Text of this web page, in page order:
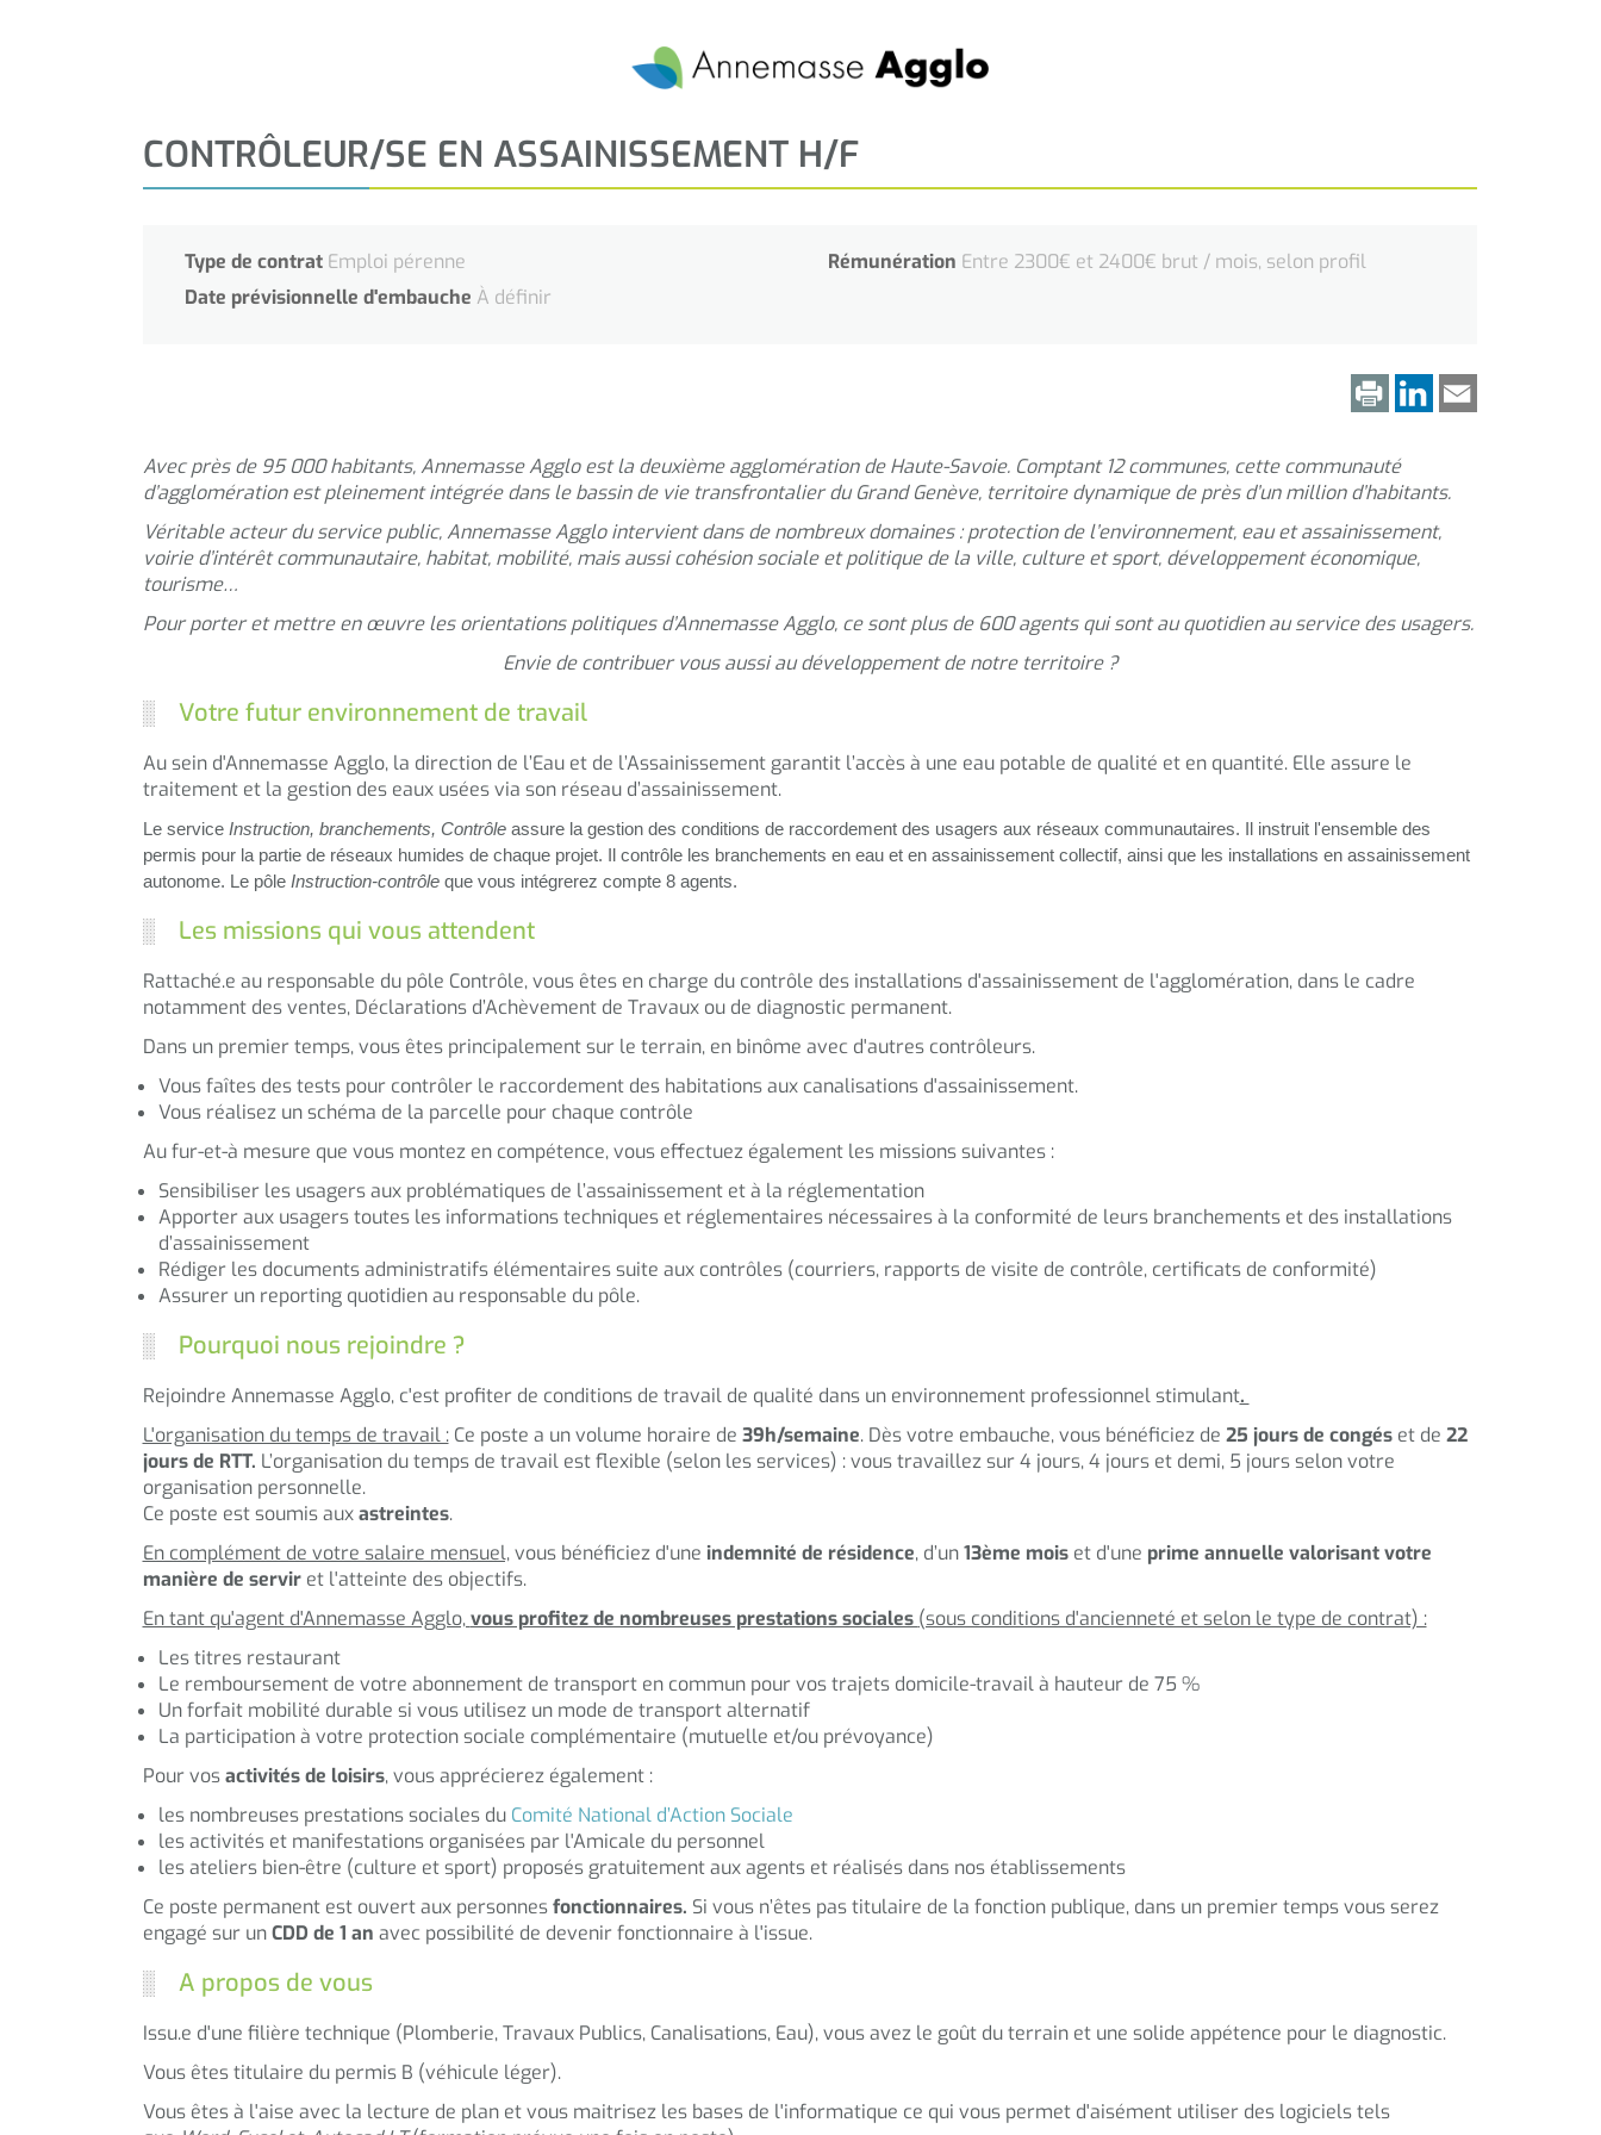
CONTRÔLEUR/SE EN ASSAINISSEMENT H/F
Type de contrat Emploi pérenne Rémunération Entre 2300€ et 2400€ brut / mois, selon profil
Date prévisionnelle d'embauche À définir
Avec près de 95 000 habitants, Annemasse Agglo est la deuxième agglomération de Haute-Savoie. Comptant 12 communes, cette communauté
d’agglomération est pleinement intégrée dans le bassin de vie transfrontalier du Grand Genève, territoire dynamique de près d’un million d’habitants.
Véritable acteur du service public, Annemasse Agglo intervient dans de nombreux domaines : protection de l’environnement, eau et assainissement,
voirie d’intérêt communautaire, habitat, mobilité, mais aussi cohésion sociale et politique de la ville, culture et sport, développement économique,
tourisme…
Pour porter et mettre en œuvre les orientations politiques d’Annemasse Agglo, ce sont plus de 600 agents qui sont au quotidien au service des usagers.
Envie de contribuer vous aussi au développement de notre territoire ?
Votre futur environnement de travail
Au sein d'Annemasse Agglo, la direction de l’Eau et de l’Assainissement garantit l’accès à une eau potable de qualité et en quantité. Elle assure le
traitement et la gestion des eaux usées via son réseau d’assainissement.
Le service Instruction, branchements, Contrôle assure la gestion des conditions de raccordement des usagers aux réseaux communautaires. Il instruit l'ensemble des
permis pour la partie de réseaux humides de chaque projet. Il contrôle les branchements en eau et en assainissement collectif, ainsi que les installations en assainissement
autonome. Le pôle Instruction-contrôleque vous intégrerez compte 8 agents.
Les missions qui vous attendent
Rattaché.e au responsable du pôle Contrôle, vous êtes en charge du contrôle des installations d'assainissement de l'agglomération, dans le cadre
notamment des ventes, Déclarations d’Achèvement de Travaux ou de diagnostic permanent.
Dans un premier temps, vous êtes principalement sur le terrain, en binôme avec d'autres contrôleurs.
Vous faîtes des tests pour contrôler le raccordement des habitations aux canalisations d'assainissement.
Vous réalisez un schéma de la parcelle pour chaque contrôle
Au fur-et-à mesure que vous montez en compétence, vous effectuez également les missions suivantes :
Sensibiliser les usagers aux problématiques de l’assainissement et à la réglementation
Apporter aux usagers toutes les informations techniques et réglementaires nécessaires à la conformité de leurs branchements et des installations
d’assainissement
Rédiger les documents administratifs élémentaires suite aux contrôles (courriers, rapports de visite de contrôle, certificats de conformité)
Assurer un reporting quotidien au responsable du pôle.
Pourquoi nous rejoindre ?
Rejoindre Annemasse Agglo, c'est profiter de conditions de travail de qualité dans un environnement professionnel stimulant.
L'organisation du temps de travail :Ce poste a un volume horaire de 39h/semaine. Dès votre embauche, vous bénéficiez de 25 jours de congéset de 22
jours de RTT. L’organisation du temps de travail est flexible (selon les services) : vous travaillez sur 4 jours, 4 jours et demi, 5 jours selon votre
organisation personnelle.
Ce poste est soumis auxastreintes.
En complément de votre salaire mensuel,vous bénéficiez d'une indemnité de résidence, d’un13ème moiset d'une prime annuelle valorisant votre
manière de serviret l'atteinte des objectifs.
En tant qu'agent d'Annemasse Agglo,vous profitez de nombreuses prestations sociales (sous conditions d'ancienneté et selon le type de contrat) :
Les titres restaurant
Le remboursement de votre abonnement de transport en commun pour vos trajets domicile-travail à hauteur de 75 %
Un forfait mobilité durable si vous utilisez un mode de transport alternatif
La participation à votre protection sociale complémentaire (mutuelle et/ou prévoyance)
Pour vosactivités de loisirs, vous apprécierez également :
les nombreuses prestations sociales du Comité National d’Action Sociale
les activités et manifestations organisées par l'Amicale du personnel
les ateliers bien-être (culture et sport) proposés gratuitement aux agents et réalisés dans nos établissements
Ce poste permanent est ouvert aux personnesfonctionnaires. Si vous n’êtes pas titulaire de la fonction publique, dans un premier temps vous serez
engagé sur unCDD de 1 an avec possibilité de devenir fonctionnaire à l'issue.
A propos de vous
Issu.e d'une filière technique (Plomberie, Travaux Publics, Canalisations, Eau), vous avez le goût du terrain et une solide appétence pour le diagnostic.
Vous êtes titulaire du permis B (véhicule léger).
Vous êtes à l'aise avec la lecture de plan et vous maitrisez les bases de l'informatique ce qui vous permet d'aisément utiliser des logiciels tels